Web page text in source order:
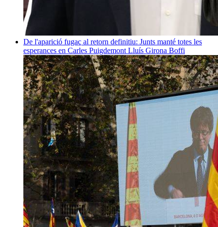
De l'aparició fugaç al retorn definitiu: Junts manté totes les
esperances en Carles Puigdemont Lluís Girona Boffi